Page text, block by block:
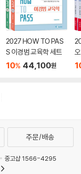
2027 HOW TO PAS
S 이경범 교육학 세트
10% 44,100원
주문/배송
중고샵 1566-4295